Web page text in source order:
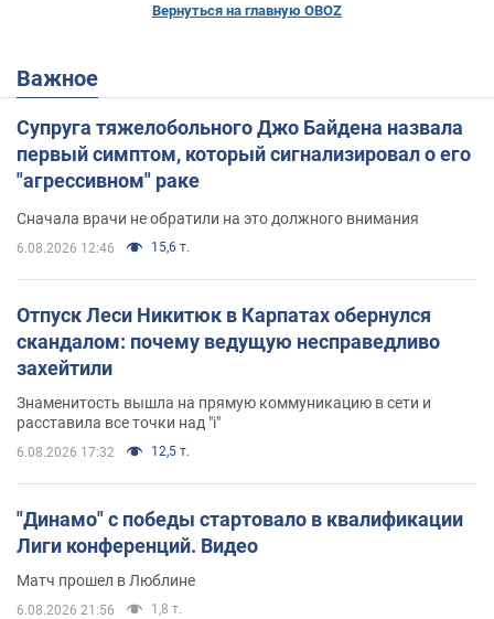
Вернуться на главную OBOZ
Важное
Супруга тяжелобольного Джо Байдена назвала
первый симптом, который сигнализировал о его
"агрессивном" раке
Сначала врачи не обратили на это должного внимания
6.08.2026 12:46 15,6 т.
Отпуск Леси Никитюк в Карпатах обернулся
скандалом: почему ведущую несправедливо
захейтили
Знаменитость вышла на прямую коммуникацию в сети и
расставила все точки над "i"
6.08.2026 17:32 12,5 т.
"Динамо" с победы стартовало в квалификации
Лиги конференций. Видео
Матч прошел в Люблине
6.08.2026 21:56 1,8 т.